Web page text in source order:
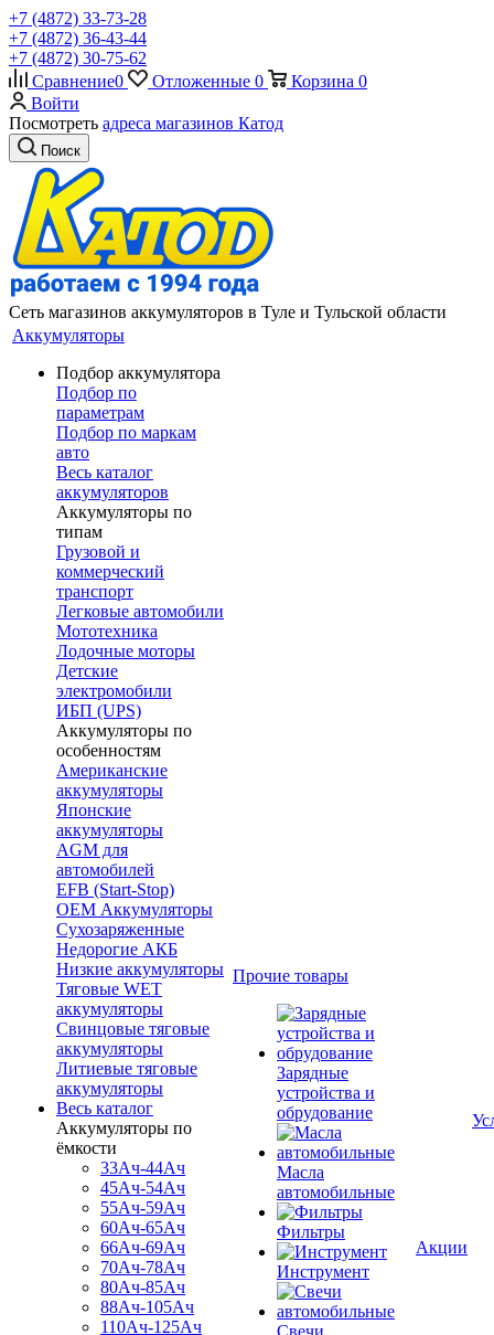
+7 (4872) 33-73-28
+7 (4872) 36-43-44
+7 (4872) 30-75-62
Сравнение0 Отложенные 0 Корзина 0
Войти
Посмотреть адреса магазинов Катод
Поиск
Сеть магазинов аккумуляторов в Туле и Тульской области
Аккумуляторы
Подбор аккумулятора
Подбор по
параметрам
Подбор по маркам
авто
Весь каталог
аккумуляторов
Аккумуляторы по
типам
Грузовой и
коммерческий
транспорт
Легковые автомобили
Мототехника
Лодочные моторы
Детские
электромобили
ИБП (UPS)
Аккумуляторы по
особенностям
Американские
аккумуляторы
Японские
аккумуляторы
AGM для
автомобилей
EFB (Start-Stop)
OEM Аккумуляторы
Сухозаряженные
Недорогие АКБ
Низкие аккумуляторы
Тяговые WET
аккумуляторы
Свинцовые тяговые
аккумуляторы
Литиевые тяговые
аккумуляторы
Весь каталог
Аккумуляторы по
ёмкости
33Ач-44Ач
45Ач-54Ач
55Ач-59Ач
60Ач-65Ач
66Ач-69Ач
70Ач-78Ач
80Ач-85Ач
88Ач-105Ач
110Ач-125Ач
Прочие товары
Зарядные
устройства и
обрудование
Масла
автомобильные
Фильтры
Инструмент
Свечи
Акции